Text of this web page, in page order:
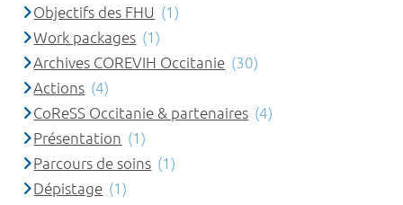
Objectifs des FHU (1)
Work packages (1)
Archives COREVIH Occitanie (30)
Actions (4)
CoReSS Occitanie & partenaires (4)
Présentation (1)
Parcours de soins (1)
Dépistage (1)